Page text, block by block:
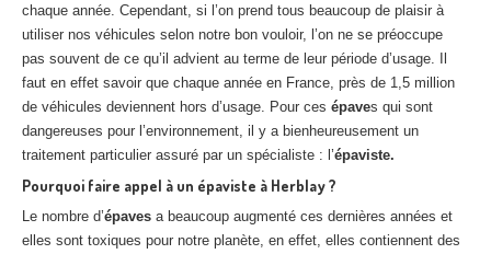
chaque année. Cependant, si l’on prend tous beaucoup de plaisir à
utiliser nos véhicules selon notre bon vouloir, l’on ne se préoccupe
pas souvent de ce qu’il advient au terme de leur période d’usage. Il
faut en effet savoir que chaque année en France, près de 1,5 million
de véhicules deviennent hors d’usage. Pour ces épaves qui sont
dangereuses pour l’environnement, il y a bienheureusement un
traitement particulier assuré par un spécialiste : l’épaviste.
Pourquoi faire appel à un épaviste à Herblay ?
Le nombre d’épaves a beaucoup augmenté ces dernières années et
elles sont toxiques pour notre planète, en effet, elles contiennent des